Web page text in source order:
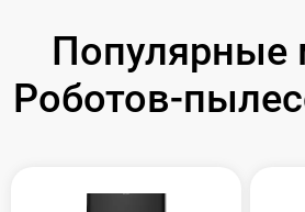
Популярные
Роботов-